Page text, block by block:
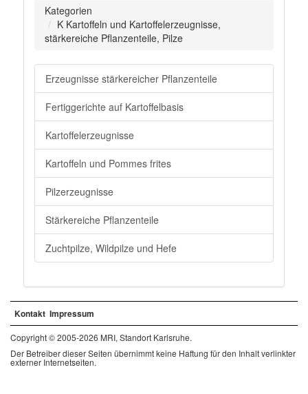
Kategorien
K Kartoffeln und Kartoffelerzeugnisse,
stärkereiche Pflanzenteile, Pilze
Erzeugnisse stärkereicher Pflanzenteile
Fertiggerichte auf Kartoffelbasis
Kartoffelerzeugnisse
Kartoffeln und Pommes frites
Pilzerzeugnisse
Stärkereiche Pflanzenteile
Zuchtpilze, Wildpilze und Hefe
Kontakt Impressum
Copyright © 2005-2026 MRI, Standort Karlsruhe.
Der Betreiber dieser Seiten übernimmt keine Haftung für den Inhalt verlinkter
externer Internetseiten.